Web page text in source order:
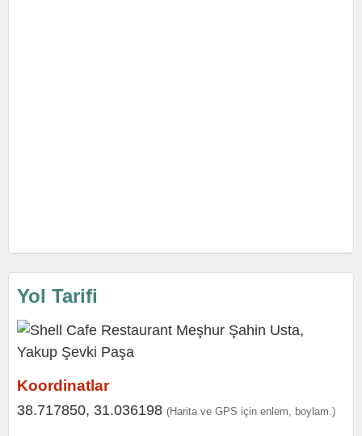
Yol Tarifi
Koordinatlar
38.717850, 31.036198 (Harita ve GPS için enlem, boylam.)